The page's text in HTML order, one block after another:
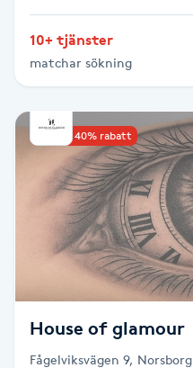
Skäggtrimmning
Skönhet
Slingor
Sockring
Spa manikyr & pedikyr
Spa-manikyr
10+ tjänster
matchar sökning
Upp till 40% rabatt
House of glamour
Fågelviksvägen 9, Norsborg